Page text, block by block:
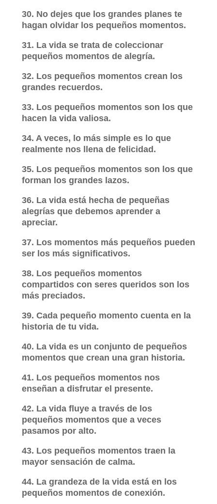
30. No dejes que los grandes planes te
hagan olvidar los pequeños momentos.
31. La vida se trata de coleccionar
pequeños momentos de alegría.
32. Los pequeños momentos crean los
grandes recuerdos.
33. Los pequeños momentos son los que
hacen la vida valiosa.
34. A veces, lo más simple es lo que
realmente nos llena de felicidad.
35. Los pequeños momentos son los que
forman los grandes lazos.
36. La vida está hecha de pequeñas
alegrías que debemos aprender a
apreciar.
37. Los momentos más pequeños pueden
ser los más significativos.
38. Los pequeños momentos
compartidos con seres queridos son los
más preciados.
39. Cada pequeño momento cuenta en la
historia de tu vida.
40. La vida es un conjunto de pequeños
momentos que crean una gran historia.
41. Los pequeños momentos nos
enseñan a disfrutar el presente.
42. La vida fluye a través de los
pequeños momentos que a veces
pasamos por alto.
43. Los pequeños momentos traen la
mayor sensación de calma.
44. La grandeza de la vida está en los
pequeños momentos de conexión.